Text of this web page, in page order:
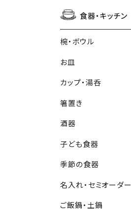
食器・キッチン
椀・ボウル
お皿
カップ・湯呑
箸置き
酒器
子ども食器
季節の食器
名入れ・セミオーダー
ご飯鍋・土鍋